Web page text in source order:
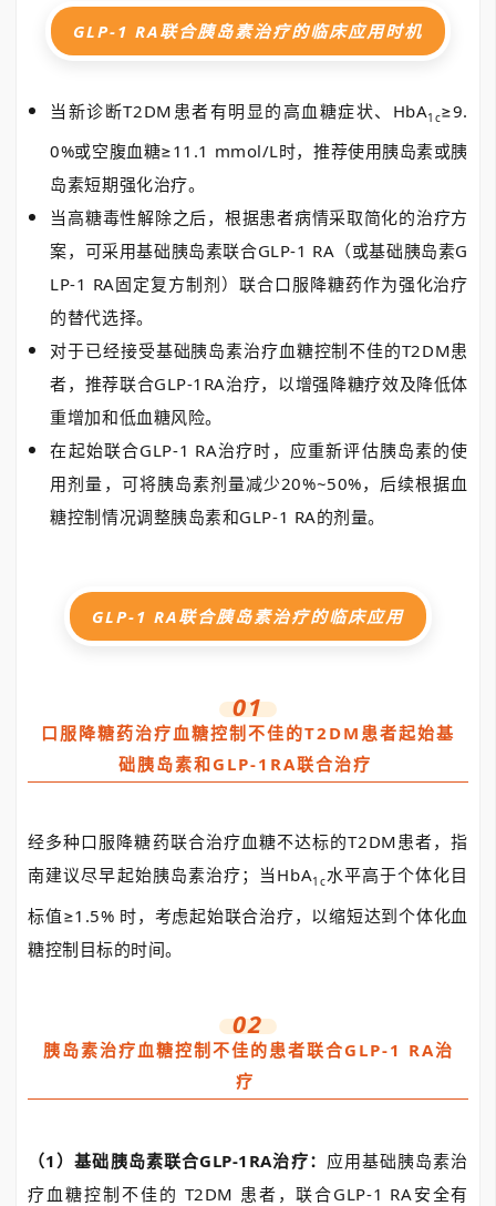
GLP-1 RA联合胰岛素治疗的临床应用时机
当新诊断T2DM患者有明显的高血糖症状、HbA1c≥9.
0%或空腹血糖≥11.1 mmol/L时，推荐使用胰岛素或胰
岛素短期强化治疗。
当高糖毒性解除之后，根据患者病情采取简化的治疗方
案，可采用基础胰岛素联合GLP-1 RA（或基础胰岛素G
LP-1 RA固定复方制剂）联合口服降糖药作为强化治疗
的替代选择。
对于已经接受基础胰岛素治疗血糖控制不佳的T2DM患
者，推荐联合GLP-1RA治疗，以增强降糖疗效及降低体
重增加和低血糖风险。
在起始联合GLP-1 RA治疗时，应重新评估胰岛素的使
用剂量，可将胰岛素剂量减少20%~50%，后续根据血
糖控制情况调整胰岛素和GLP-1 RA的剂量。
GLP-1 RA联合胰岛素治疗的临床应用
01
口服降糖药治疗血糖控制不佳的T2DM患者起始基
础胰岛素和GLP-1RA联合治疗
经多种口服降糖药联合治疗血糖不达标的T2DM患者，指
南建议尽早起始胰岛素治疗；当HbA1c水平高于个体化目
标值≥1.5% 时，考虑起始联合治疗，以缩短达到个体化血
糖控制目标的时间。
02
胰岛素治疗血糖控制不佳的患者联合GLP-1 RA治
疗
（1）基础胰岛素联合GLP-1RA治疗： 应用基础胰岛素治
疗血糖控制不佳的 T2DM 患者，联合GLP-1 RA安全有